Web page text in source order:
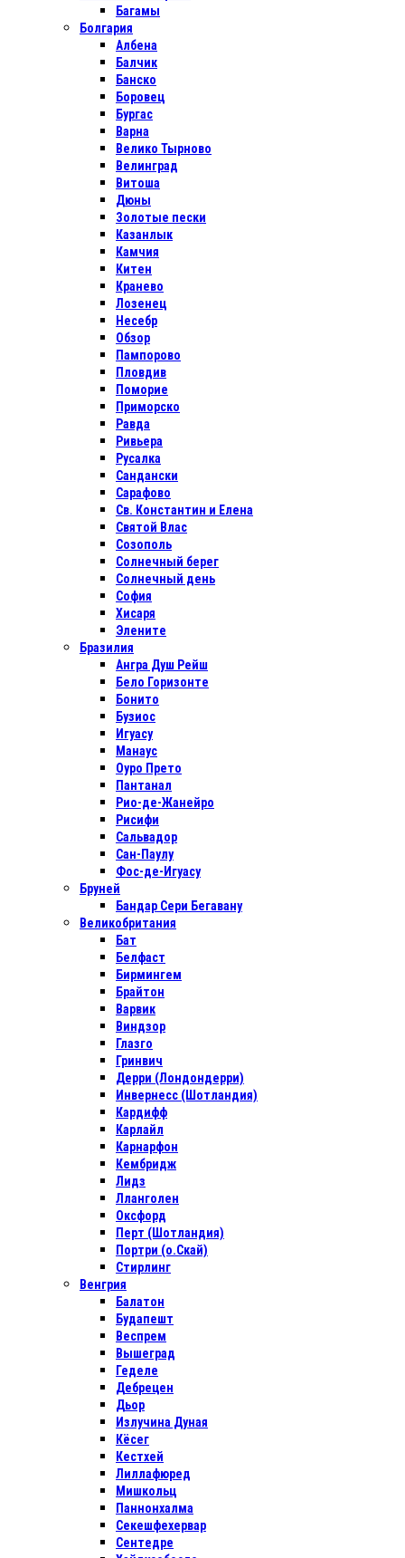
Багамы
Болгария
Албена
Балчик
Банско
Боровец
Бургас
Варна
Велико Тырново
Велинград
Витоша
Дюны
Золотые пески
Казанлык
Камчия
Китен
Кранево
Лозенец
Несебр
Обзор
Пампорово
Пловдив
Поморие
Приморско
Равда
Ривьера
Русалка
Сандански
Сарафово
Св. Константин и Елена
Святой Влас
Созополь
Солнечный берег
Солнечный день
София
Хисаря
Элените
Бразилия
Ангра Душ Рейш
Бело Горизонте
Бонито
Бузиос
Игуасу
Манаус
Оуро Прето
Пантанал
Рио-де-Жанейро
Рисифи
Сальвадор
Сан-Паулу
Фос-де-Игуасу
Бруней
Бандар Сери Бегавану
Великобритания
Бат
Белфаст
Бирмингем
Брайтон
Варвик
Виндзор
Глазго
Гринвич
Дерри (Лондондерри)
Инвернесс (Шотландия)
Кардифф
Карлайл
Карнарфон
Кембридж
Лидз
Лланголен
Оксфорд
Перт (Шотландия)
Портри (о.Скай)
Стирлинг
Венгрия
Балатон
Будапешт
Веспрем
Вышеград
Геделе
Дебрецен
Дьор
Излучина Дуная
Кёсег
Кестхей
Лиллафюред
Мишкольц
Паннонхалма
Секешфехервар
Сентедре